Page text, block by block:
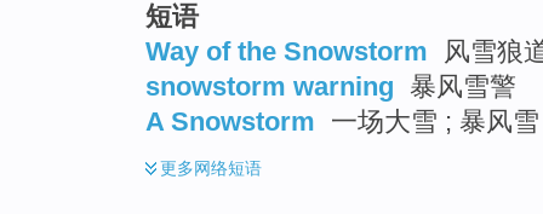
短语
Way of the Snowstorm
风雪狼
snowstorm warning 暴风雪警
A Snowstorm 一场大雪 ; 暴风雪
更多网络短语